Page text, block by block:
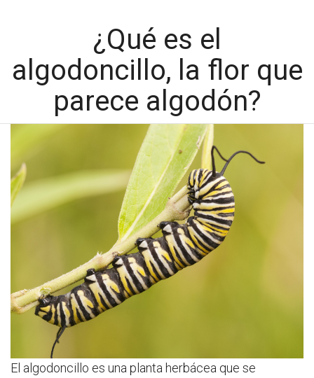
¿Qué es el
algodoncillo, la flor que
parece algodón?
El algodoncillo es una planta herbácea que se